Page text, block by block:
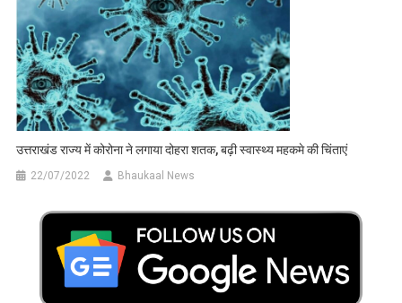
उत्तराखंड राज्य में कोरोना ने लगाया दोहरा शतक, बढ़ी स्वास्थ्य महकमे की चिंताएं
22/07/2022 Bhaukaal News